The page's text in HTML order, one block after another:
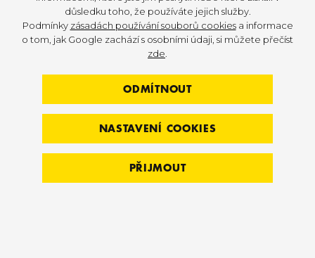
řešení
Každá z těchto značek má své silné stránky
Life Fitness: když chcete nabídnout to
nejlepší
Pokud je vaším cílem vytvořit moderní fitness
centrum s prémiovým vybavením, které nabízí ty
důsledku toho, že používáte jejich služby.
Podmínky zásadách používání souborů cookiesa informace
o tom, jak Google zachází s osobními údaji, si můžete přečíst
zde
ODMÍTNOUT
NASTAVENÍ COOKIES
PŘIJMOUT